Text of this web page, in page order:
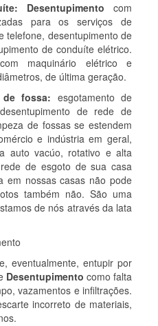
: Desentupimento com
para os serviços de
telefone, desentupimento de
de conduíte elétrico.
maquinário elétrico e
de última geração.
de fossa: esgotamento de
de rede de
de fossas se estendem
e indústria em geral,
auto vacúo, rotativo e alta
de esgoto de sua casa
em nossas casas não pode
também não. São uma
de nós através da lata
eventualmente, entupir por
Desentupimento como falta
vazamentos e infiltrações.
incorreto de materiais,